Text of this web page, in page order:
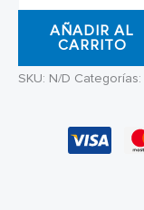
Krooked
cantidad
AÑADIR AL
CARRITO
SKU: N/D Categorías: